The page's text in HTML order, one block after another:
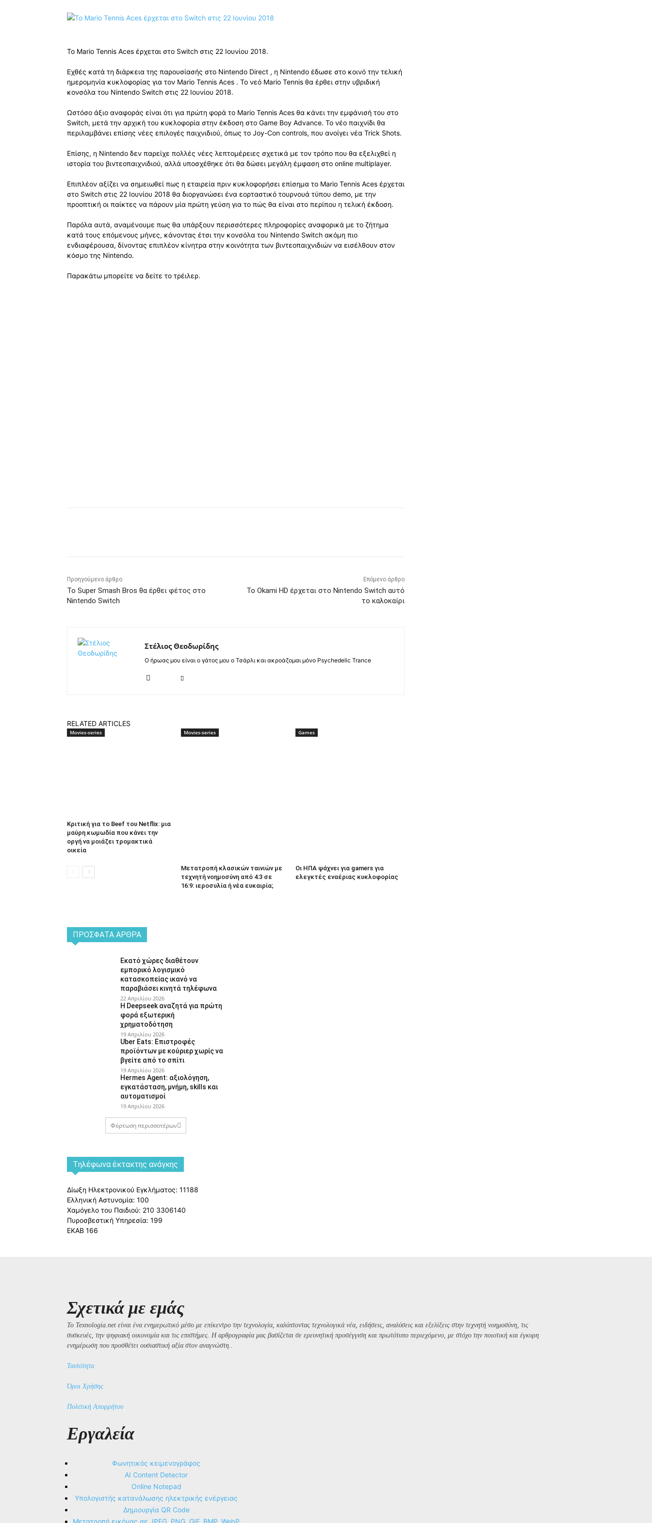
Το Mario Tennis Aces έρχεται στο Switch στις 22 Ιουνίου 2018.
Εχθές κατά τη διάρκεια της παρουσίασής στο Nintendo Direct , η Nintendo έδωσε στο κοινό την τελική
ημερομηνία κυκλοφορίας για τον Mario Tennis Aces . Το νεό Mario Tennis θα έρθει στην υβριδική
κονσόλα του Nintendo Switch στις 22 Ιουνίου 2018.
Ωστόσο άξιο αναφοράς είναι ότι για πρώτη φορά το Mario Tennis Aces θα κάνει την εμφάνισή του στο
Switch, μετά την αρχική του κυκλοφορία στην έκδοση στο Game Boy Advance. Το νέο παιχνίδι θα
περιλαμβάνει επίσης νέες επιλογές παιχνιδιού, όπως το Joy-Con controls, που ανοίγει νέα Trick Shots.
Επίσης, η Nintendo δεν παρείχε πολλές νέες λεπτομέρειες σχετικά με τον τρόπο που θα εξελιχθεί η
ιστορία του βιντεοπαιχνιδιού, αλλά υποσχέθηκε ότι θα δώσει μεγάλη έμφαση στο online multiplayer.
Επιπλέον αξίζει να σημειωθεί πως η εταιρεία πριν κυκλοφορήσει επίσημα το Mario Tennis Aces έρχεται
στο Switch στις 22 Ιουνίου 2018 θα διοργανώσει ένα εορταστικό τουρνουά τύπου demo, με την
προοπτική οι παίκτες να πάρουν μία πρώτη γεύση για το πώς θα είναι στο περίπου η τελική έκδοση.
Παρόλα αυτά, αναμένουμε πως θα υπάρξουν περισσότερες πληροφορίες αναφορικά με το ζήτημα
κατά τους επόμενους μήνες, κάνοντας έτσι την κονσόλα του Nintendo Switch ακόμη πιο
ενδιαφέρουσα, δίνοντας επιπλέον κίνητρα στην κοινότητα των βιντεοπαιχνιδιών να εισέλθουν στον
κόσμο της Nintendo.
Παρακάτω μπορείτε να δείτε το τρέιλερ.
Προηγούμενο άρθρο
Το Super Smash Bros θα έρθει φέτος στο
Nintendo Switch
Επόμενο άρθρο
Το Okami HD έρχεται στο Nintendo Switch αυτό
το καλοκαίρι
Στέλιος Θεοδωρίδης
Ο ήρωας μου είναι ο γάτος μου ο Τσάρλι και ακροάζομαι μόνο Psychedelic Trance
RELATED ARTICLES
Movies-series
Κριτική για το Beef του Netflix: μια
μαύρη κωμωδία που κάνει την
οργή να μοιάζει τρομακτικά
οικεία
Movies-series
Μετατροπή κλασικών ταινιών με
τεχνητή νοημοσύνη από 4:3 σε
16:9: ιεροσυλία ή νέα ευκαιρία;
Games
Οι ΗΠΑ ψάχνει για gamers για
ελεγκτές εναέριας κυκλοφορίας
ΠΡΌΣΦΑΤΑ ΆΡΘΡΑ
Εκατό χώρες διαθέτουν
εμπορικό λογισμικό
κατασκοπείας ικανό να
παραβιάσει κινητά τηλέφωνα
22 Απριλίου 2026
Η Deepseek αναζητά για πρώτη
φορά εξωτερική
χρηματοδότηση
19 Απριλίου 2026
Uber Eats: Επιστροφές
προϊόντων με κούριερ χωρίς να
βγείτε από το σπίτι
19 Απριλίου 2026
Hermes Agent: αξιολόγηση,
εγκατάσταση, μνήμη, skills και
αυτοματισμοί
19 Απριλίου 2026
Φόρτωση περισσοτέρων
Tηλέφωνα έκτακτης ανάγκης
Δίωξη Ηλεκτρονικού Εγκλήματος: 11188
Ελληνική Αστυνομία: 100
Χαμόγελο του Παιδιού: 210 3306140
Πυροσβεστική Υπηρεσία: 199
ΕΚΑΒ 166
Σχετικά με εμάς
Το Texnologia.net είναι ένα ενημερωτικό μέσο με επίκεντρο την τεχνολογία, καλύπτοντας τεχνολογικά νέα, ειδήσεις, αναλύσεις και εξελίξεις στην τεχνητή νοημοσύνη, τις
συσκευές, την ψηφιακή οικονομία και τις επιστήμες. Η αρθρογραφία μας βασίζεται σε ερευνητική προσέγγιση και πρωτότυπο περιεχόμενο, με στόχο την ποιοτική και έγκυρη
ενημέρωση που προσθέτει ουσιαστική αξία στον αναγνώστη..
Ταυτότητα
Όροι Χρήσης
Πολιτική Απορρήτου
Εργαλεία
Φωνητικός κειμενογράφος
AI Content Detector
Online Notepad
Υπολογιστής κατανάλωσης ηλεκτρικής ενέργειας
Δημιουργία QR Code
Μετατροπή εικόνας σε JPEG, PNG, GIF, BMP, WebP